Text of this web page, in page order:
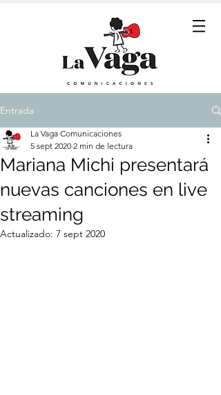
Entrada
Mariana Michi presentará
nuevas canciones en live
streaming
La Vaga Comunicaciones
5 sept 2020 2 min de lectura
Actualizado: 7 sept 2020